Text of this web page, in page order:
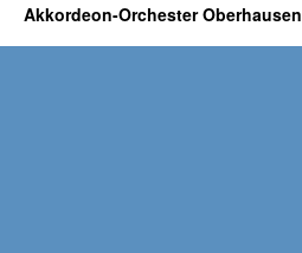
Akkordeon-Orchester Oberhausen